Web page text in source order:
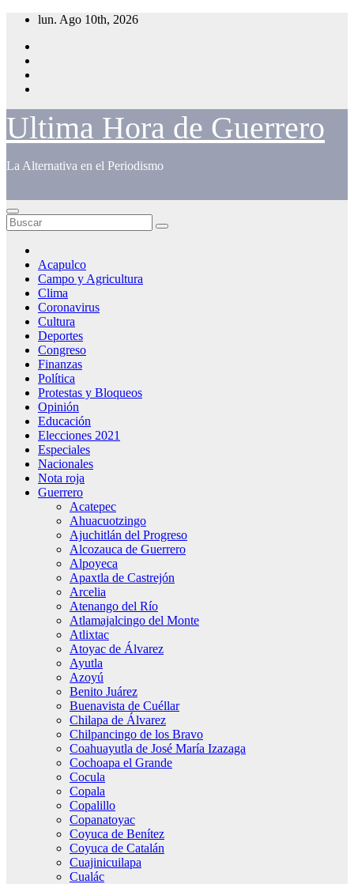
Saltar
contenido
lun. Ago 10th, 2026
Ultima Hora de Guerrero
La Alternativa en el Periodismo
Acapulco
Campo y Agricultura
Clima
Coronavirus
Cultura
Deportes
Congreso
Finanzas
Política
Protestas y Bloqueos
Opinión
Educación
Elecciones 2021
Especiales
Nacionales
Nota roja
Guerrero
Acatepec
Ahuacuotzingo
Ajuchitlán del Progreso
Alcozauca de Guerrero
Alpoyeca
Apaxtla de Castrejón
Arcelia
Atenango del Río
Atlamajalcingo del Monte
Atlixtac
Atoyac de Álvarez
Ayutla
Azoyú
Benito Juárez
Buenavista de Cuéllar
Chilapa de Álvarez
Chilpancingo de los Bravo
Coahuayutla de José María Izazaga
Cochoapa el Grande
Cocula
Copala
Copalillo
Copanatoyac
Coyuca de Benítez
Coyuca de Catalán
Cuajinicuilapa
Cualác